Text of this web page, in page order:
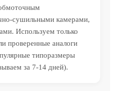
сушильными камерами,
Используем только
проверенные аналоги
типоразмеры
за 7-14 дней).